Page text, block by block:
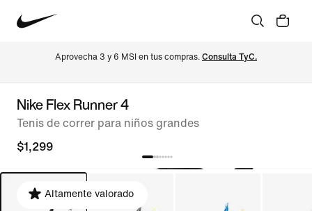
Aprovecha 3 y 6 MSI en tus compras. Consulta TyC.
Nike Flex Runner 4
Tenis de correr para niños grandes
$1,299
Altamente valorado